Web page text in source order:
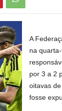
A
na
por 3 a 2
oitavas
fosse